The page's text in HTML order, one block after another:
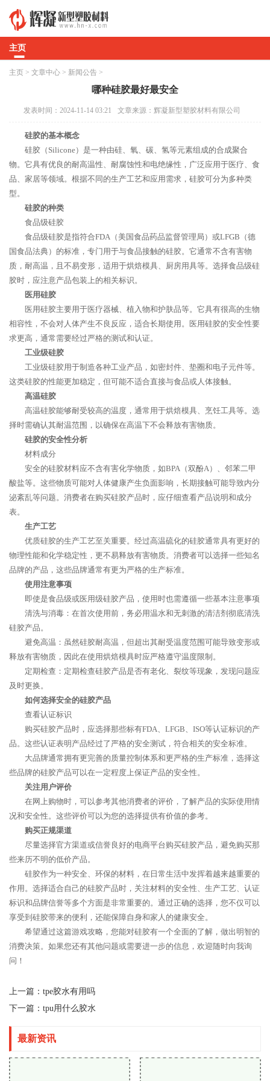
主页
主页 > 文章中心 > 新闻公告 >
哪种硅胶最好最安全
发表时间：2024-11-14 03:21 文章来源：辉凝新型塑胶材料有限公司
硅胶的基本概念
硅胶（Silicone）是一种由硅、氧、碳、氢等元素组成的合成聚合
物。它具有优良的耐高温性、耐腐蚀性和电绝缘性，广泛应用于医疗、食
品、家居等领域。根据不同的生产工艺和应用需求，硅胶可分为多种类
型。
硅胶的种类
食品级硅胶
食品级硅胶是指符合FDA（美国食品药品监督管理局）或LFGB（德
国食品法典）的标准，专门用于与食品接触的硅胶。它通常不含有害物
质，耐高温，且不易变形，适用于烘焙模具、厨房用具等。选择食品级硅
胶时，应注意产品包装上的相关标识。
医用硅胶
医用硅胶主要用于医疗器械、植入物和护肤品等。它具有很高的生物
相容性，不会对人体产生不良反应，适合长期使用。医用硅胶的安全性要
求更高，通常需要经过严格的测试和认证。
工业级硅胶
工业级硅胶用于制造各种工业产品，如密封件、垫圈和电子元件等。
这类硅胶的性能更加稳定，但可能不适合直接与食品或人体接触。
高温硅胶
高温硅胶能够耐受较高的温度，通常用于烘焙模具、烹饪工具等。选
择时需确认其耐温范围，以确保在高温下不会释放有害物质。
硅胶的安全性分析
材料成分
安全的硅胶材料应不含有害化学物质，如BPA（双酚A）、邻苯二甲
酸盐等。这些物质可能对人体健康产生负面影响，长期接触可能导致内分
泌紊乱等问题。消费者在购买硅胶产品时，应仔细查看产品说明和成分
表。
生产工艺
优质硅胶的生产工艺至关重要。经过高温硫化的硅胶通常具有更好的
物理性能和化学稳定性，更不易释放有害物质。消费者可以选择一些知名
品牌的产品，这些品牌通常有更为严格的生产标准。
使用注意事项
即使是食品级或医用级硅胶产品，使用时也需遵循一些基本注意事项
清洗与消毒：在首次使用前，务必用温水和无刺激的清洁剂彻底清洗
硅胶产品。
避免高温：虽然硅胶耐高温，但超出其耐受温度范围可能导致变形或
释放有害物质，因此在使用烘焙模具时应严格遵守温度限制。
定期检查：定期检查硅胶产品是否有老化、裂纹等现象，发现问题应
及时更换。
如何选择安全的硅胶产品
查看认证标识
购买硅胶产品时，应选择那些标有FDA、LFGB、ISO等认证标识的产
品。这些认证表明产品经过了严格的安全测试，符合相关的安全标准。
大品牌通常拥有更完善的质量控制体系和更严格的生产标准，选择这
些品牌的硅胶产品可以在一定程度上保证产品的安全性。
关注用户评价
在网上购物时，可以参考其他消费者的评价，了解产品的实际使用情
况和安全性。这些评价可以为您的选择提供有价值的参考。
购买正规渠道
尽量选择官方渠道或信誉良好的电商平台购买硅胶产品，避免购买那
些来历不明的低价产品。
硅胶作为一种安全、环保的材料，在日常生活中发挥着越来越重要的
作用。选择适合自己的硅胶产品时，关注材料的安全性、生产工艺、认证
标识和品牌信誉等多个方面是非常重要的。通过正确的选择，您不仅可以
享受到硅胶带来的便利，还能保障自身和家人的健康安全。
希望通过这篇游戏攻略，您能对硅胶有一个全面的了解，做出明智的
消费决策。如果您还有其他问题或需要进一步的信息，欢迎随时向我询
问！
上一篇： tpe胶水有用吗
下一篇： tpu用什么胶水
最新资讯